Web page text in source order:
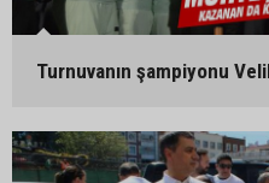
Turnuvanın şampiyonu